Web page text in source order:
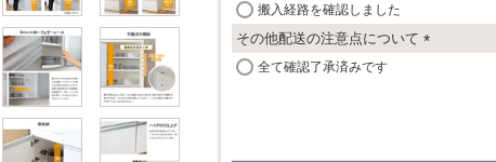
搬入経路を確認しました
その他配送の注意点について
全て確認了承済みです